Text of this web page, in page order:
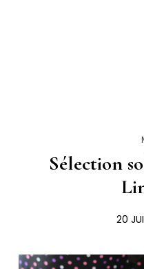
Sélection
20